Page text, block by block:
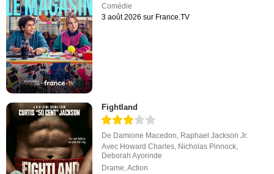
Comédie
3 août 2026 sur France.TV
Fightland
De Damione Macedon, Raphael Jackson Jr.
Avec Howard Charles, Nicholas Pinnock,
Deborah Ayorinde
Drame,Action